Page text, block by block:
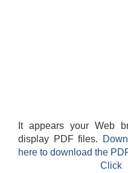
It appears your Web
display PDF files.
here to download the
Click